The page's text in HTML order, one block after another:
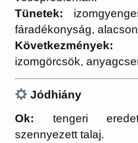
Tünetek:
fáradékonyság,
Következmények:
izomgörcsök,
Jódhiány
Ok: tengeri
szennyezett talaj.